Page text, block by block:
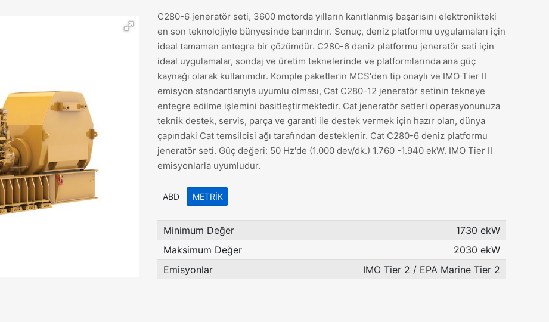
C280-6 jeneratör seti, 3600 motorda yılların kanıtlanmış başarısını elektronikteki
en son teknolojiyle bünyesinde barındırır. Sonuç, deniz platformu uygulamaları için
ideal tamamen entegre bir çözümdür. C280-6 deniz platformu jeneratör seti için
ideal uygulamalar, sondaj ve üretim teknelerinde ve platformlarında ana güç
kaynağı olarak kullanımdır. Komple paketlerin MCS'den tip onaylı ve IMO Tier II
emisyon standartlarıyla uyumlu olması, Cat C280-12 jeneratör setinin tekneye
entegre edilme işlemini basitleştirmektedir. Cat jeneratör setleri operasyonunuza
teknik destek, servis, parça ve garanti ile destek vermek için hazır olan, dünya
çapındaki Cat temsilcisi ağı tarafından desteklenir. Cat C280-6 deniz platformu
jeneratör seti. Güç değeri: 50 Hz'de (1.000 dev/dk.) 1.760 -1.940 ekW. IMO Tier II
emisyonlarla uyumludur.
ABD METRIK
Minimum Değer
1730 ekW
Maksimum Değer
2030 ekW
Emisyonlar
IMO Tier 2 / EPA Marine Tier 2